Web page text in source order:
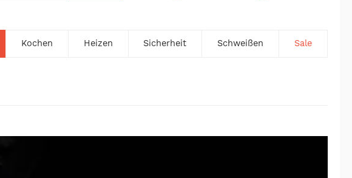
Kochen Heizen Sicherheit Schweißen Sale